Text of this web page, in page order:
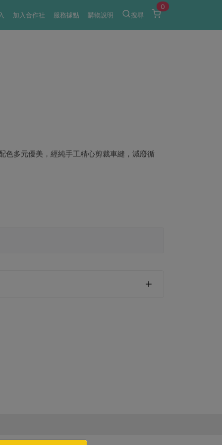
加入合作社 服務據點 購物說明 搜尋
0
色多元優美，經純手工精心剪裁車縫，減廢循